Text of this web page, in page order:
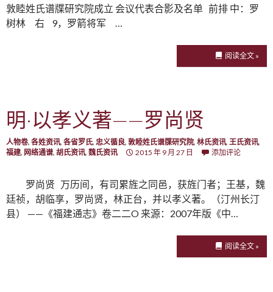
敦睦姓氏谱牒研究院成立 会议代表合影及名单 前排 中：罗
树林 右 9，罗箭将军 …
阅读全文 »
明·以孝义著——罗尚贤
人物卷, 各姓资讯, 各省罗氏, 忠义循良, 敦睦姓氏谱牒研究院, 林氏资讯, 王氏资讯,
福建, 网络通谱, 胡氏资讯, 魏氏资讯 2015 年 9 月 27 日 添加评论
罗尚贤 万历间，有司累旌之同邑，获旌门者；王基，魏
廷祯，胡临享，罗尚贤，林正台，并以孝义著。（汀州长汀
县） ——《福建通志》卷二二O 来源：2007年版《中…
阅读全文 »